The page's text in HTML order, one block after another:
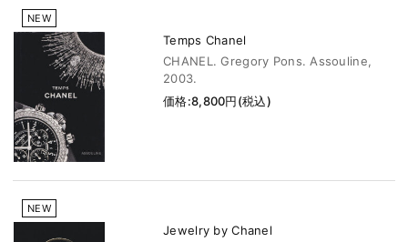
NEW
Temps Chanel
CHANEL. Gregory Pons. Assouline,
2003.
価格:8,800円(税込)
NEW
Jewelry by Chanel